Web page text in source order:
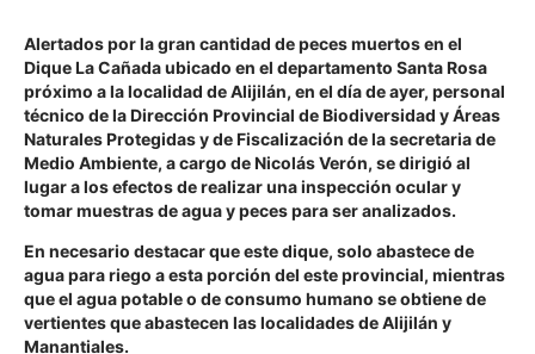
Alertados por la gran cantidad de peces muertos en el
Dique La Cañada ubicado en el departamento Santa Rosa
próximo a la localidad de Alijilán, en el día de ayer, personal
técnico de la Dirección Provincial de Biodiversidad y Áreas
Naturales Protegidas y de Fiscalización de la secretaria de
Medio Ambiente, a cargo de Nicolás Verón, se dirigió al
lugar a los efectos de realizar una inspección ocular y
tomar muestras de agua y peces para ser analizados.
En necesario destacar que este dique, solo abastece de
agua para riego a esta porción del este provincial, mientras
que el agua potable o de consumo humano se obtiene de
vertientes que abastecen las localidades de Alijilán y
Manantiales.